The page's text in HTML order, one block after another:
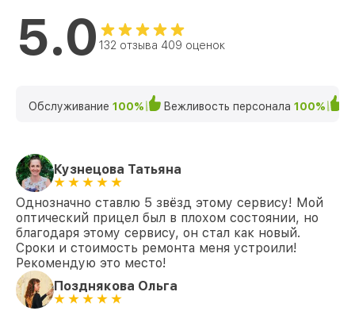
5.0 132 отзыва 409 оценок
Обслуживание 100% Вежливость персонала 100%
Кузнецова Татьяна
Однозначно ставлю 5 звёзд этому сервису! Мой
оптический прицел был в плохом состоянии, но
благодаря этому сервису, он стал как новый.
Сроки и стоимость ремонта меня устроили!
Рекомендую это место!
Позднякова Ольга